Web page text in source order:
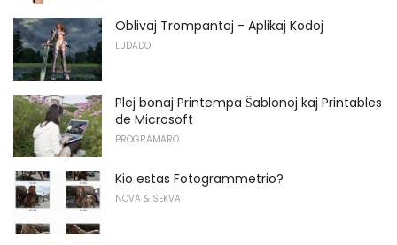
Oblivaj Trompantoj - Aplikaj Kodoj
LUDADO
Plej bonaj Printempa Ŝablonoj kaj Printables
de Microsoft
PROGRAMARO
Kio estas Fotogrammetrio?
NOVA & SEKVA